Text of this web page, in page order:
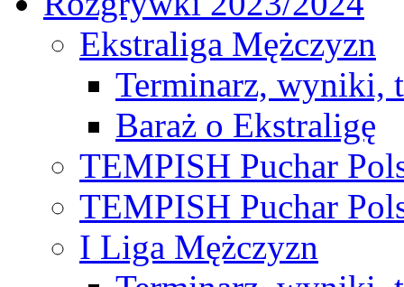
Ekstraliga Mężczyzn
Terminarz, wyniki,
Baraż o Ekstraligę
TEMPISH Puchar
TEMPISH Puchar
I Liga Mężczyzn